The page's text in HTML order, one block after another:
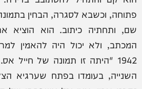
פתוחה, וכשבא לסגרה, הבחין
שם, ותחתיה כיתוב. הוא הוציא
המכתב, ולא יכול היה להאמין
1942 "היתה זו תמונה של
השנייה, בעומדו בפתח שערגיא